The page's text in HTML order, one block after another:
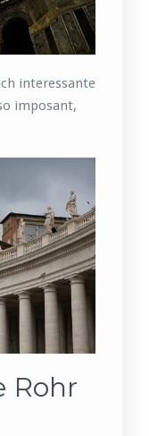
interessante
imposant,
Rohr